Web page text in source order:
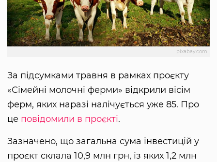
pixabay.com
За підсумками травня в рамках проєкту
«Сімейні молочні ферми» відкрили вісім
ферм, яких наразі налічується уже 85. Про
це повідомили в проєкті.
Зазначено, що загальна сума інвестицій у
проєкт склала 10,9 млн грн, із яких 1,2 млн